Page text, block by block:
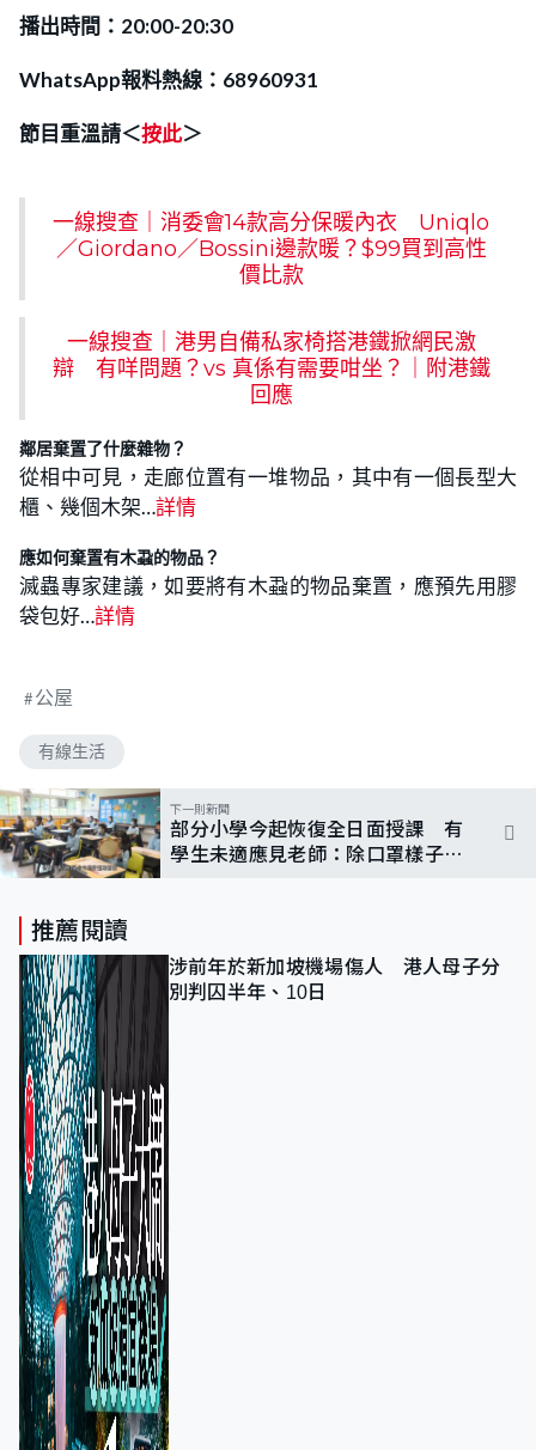
播出時間：20:00-20:30
WhatsApp報料熱線：68960931
節目重溫請＜按此＞
一線搜查｜消委會14款高分保暖內衣 Uniqlo
／Giordano／Bossini邊款暖？$99買到高性
價比款
一線搜查｜港男自備私家椅搭港鐵掀網民激
辯 有咩問題？vs 真係有需要咁坐？｜附港鐵
回應
鄰居棄置了什麼雜物？
從相中可見，走廊位置有一堆物品，其中有一個長型大
櫃、幾個木架…詳情
應如何棄置有木蝨的物品？
滅蟲專家建議，如要將有木蝨的物品棄置，應預先用膠
袋包好…詳情
公屋
有線生活
下一則新聞
部分小學今起恢復全日面授課 有
學生未適應見老師：除口罩樣子不
推薦閱讀
涉前年於新加坡機場傷人 港人母子分
別判囚半年、10日